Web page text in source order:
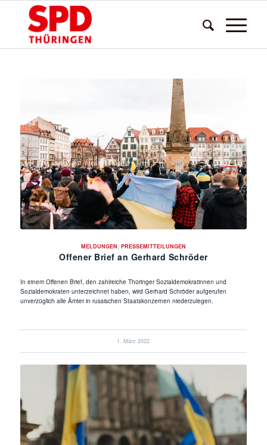
MELDUNGEN, PRESSEMITTEILUNGEN
Offener Brief an Gerhard Schröder
In einem Offenen Brief, den zahlreiche Thüringer Sozialdemokratinnen und
Sozialdemokraten unterzeichnet haben, wird Gerhard Schröder aufgerufen
unverzüglich alle Ämter in russischen Staatskonzernen niederzulegen.
1. März 2022